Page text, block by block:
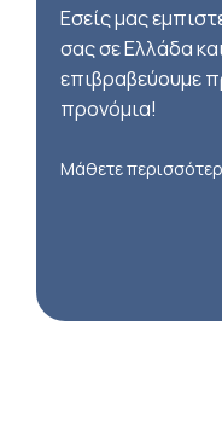
Εσείς μας
σας σε Ελλάδα
επιβραβεύουμε
προνόμια!
Μάθετε